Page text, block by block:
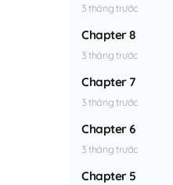
3 tháng trước
Chapter 8
3 tháng trước
Chapter 7
3 tháng trước
Chapter 6
3 tháng trước
Chapter 5